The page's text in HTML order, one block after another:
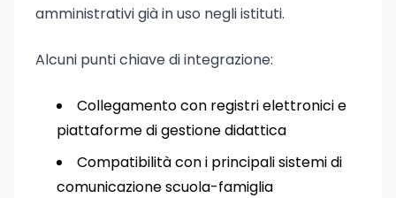
amministrativi già in uso negli istituti.
Alcuni punti chiave di integrazione:
Collegamento con registri elettronici e
piattaforme di gestione didattica
Compatibilità con i principali sistemi di
comunicazione scuola-famiglia